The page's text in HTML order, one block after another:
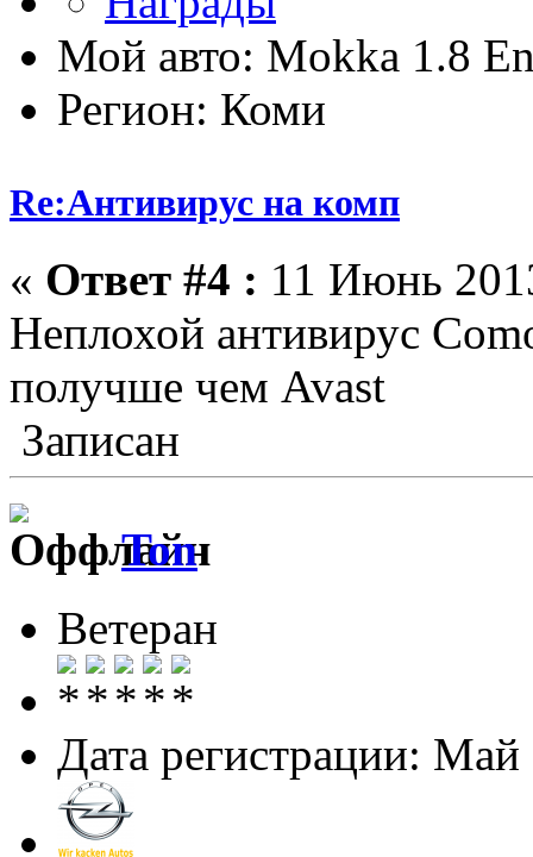
Мой авто: Mokka 1.8
Регион: Коми
Re:Антивирус на комп
« Ответ #4 : 11 Июнь
Неплохой антивирус
получше чем Avast
Записан
Ton
Ветеран
Дата регистрации: Май